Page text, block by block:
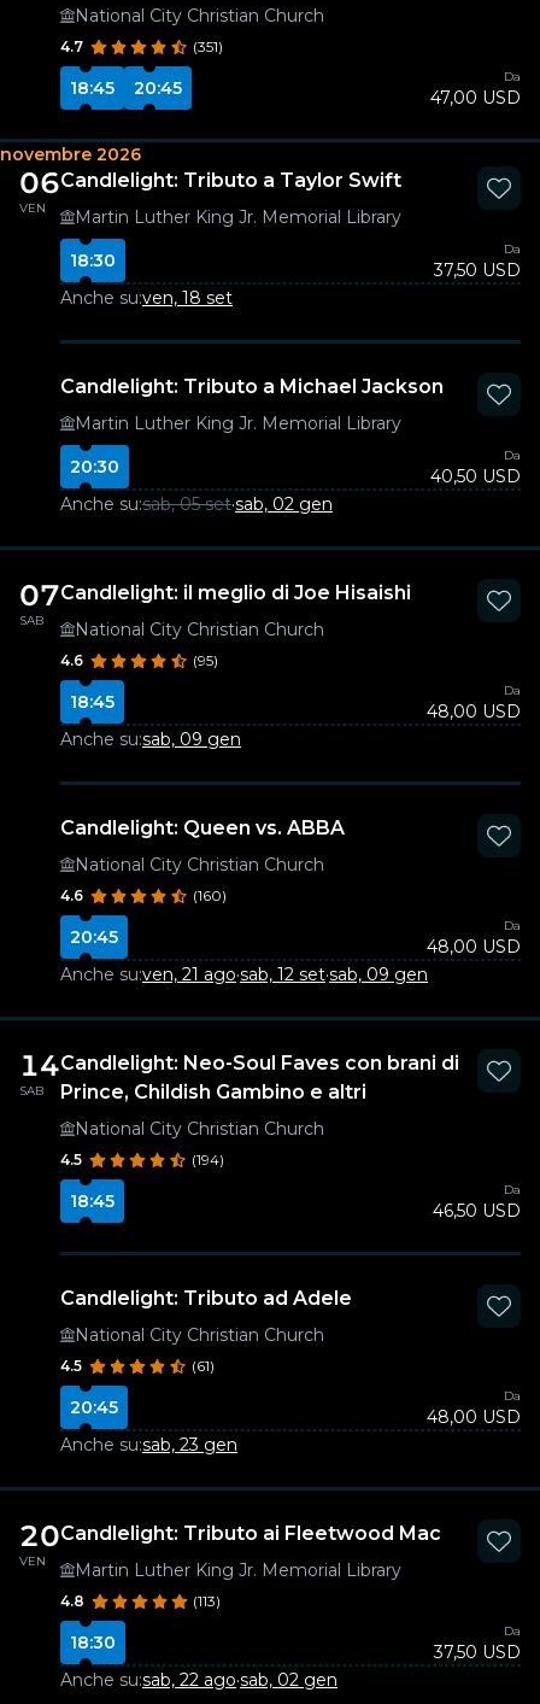
National City Christian Church
4.7 (351)
18:45 20:45
Da
47,00 USD
novembre 2026
06
VEN
Candlelight: Tributo a Taylor Swift
Martin Luther King Jr. Memorial Library
18:30
Da
37,50 USD
Anche su:ven, 18 set
Candlelight: Tributo a Michael Jackson
Martin Luther King Jr. Memorial Library
20:30
Da
40,50 USD
Anche su:sab, 05 set·sab, 02 gen
07
SAB
Candlelight: il meglio di Joe Hisaishi
National City Christian Church
4.6 (95)
18:45
Da
48,00 USD
Anche su:sab, 09 gen
Candlelight: Queen vs. ABBA
National City Christian Church
4.6 (160)
20:45
Da
48,00 USD
Anche su:ven, 21 ago·sab, 12 set·sab, 09 gen
14
SAB
Candlelight: Neo-Soul Faves con brani di
Prince, Childish Gambino e altri
National City Christian Church
4.5 (194)
18:45
Da
46,50 USD
Candlelight: Tributo ad Adele
National City Christian Church
4.5 (61)
20:45
Da
48,00 USD
Anche su:sab, 23 gen
20
VEN
Candlelight: Tributo ai Fleetwood Mac
Martin Luther King Jr. Memorial Library
4.8 (113)
18:30
Da
37,50 USD
Anche su:sab, 22 ago·sab, 02 gen